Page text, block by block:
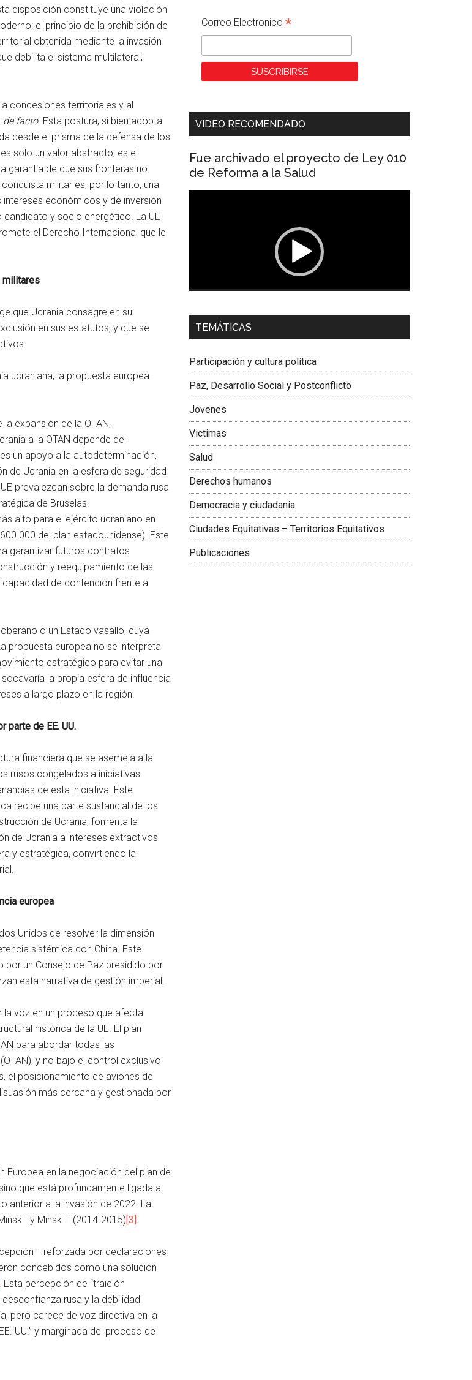
disposición constituye una violación
el principio de la prohibición de
obtenida mediante la invasión
debilita el sistema multilateral,
concesiones territoriales y al
de facto. Esta postura, si bien adopta
desde el prisma de la defensa de los
solo un valor abstracto; es el
garantía de que sus fronteras no
militar es, por lo tanto, una
económicos y de inversión
y socio energético. La UE
el Derecho Internacional que le
militares
que Ucrania consagre en su
en sus estatutos, y que se
ucraniana, la propuesta europea
expansión de la OTAN,
a la OTAN depende del
un apoyo a la autodeterminación,
de Ucrania en la esfera de seguridad
prevalezcan sobre la demanda rusa
de Bruselas.
alto para el ejército ucraniano en
del plan estadounidense). Este
garantizar futuros contratos
y reequipamiento de las
de contención frente a
o un Estado vasallo, cuya
propuesta europea no se interpreta
estratégico para evitar una
la propia esfera de influencia
a largo plazo en la región.
parte de EE. UU.
financiera que se asemeja a la
rusos congelados a iniciativas
de esta iniciativa. Este
recibe una parte sustancial de los
de Ucrania, fomenta la
de Ucrania a intereses extractivos
y estratégica, convirtiendo la
europea
Unidos de resolver la dimensión
sistémica con China. Este
un Consejo de Paz presidido por
esta narrativa de gestión imperial.
voz en un proceso que afecta
histórica de la UE. El plan
para abordar todas las
y no bajo el control exclusivo
el posicionamiento de aviones de
más cercana y gestionada por
Europea en la negociación del plan de
que está profundamente ligada a
anterior a la invasión de 2022. La
I y Minsk II (2014-2015)[3].
—reforzada por declaraciones
concebidos como una solución
. Esta percepción de “traición
rusa y la debilidad
pero carece de voz directiva en la
UU.” y marginada del proceso de
Correo Electronico *
VIDEO RECOMENDADO
Fue archivado el proyecto de Ley 010
de Reforma a la Salud
Dra. Carolina Corcho Mejía,
Latinoamericana Sur, Vicepresidenta Federación
TEMÁTICAS
Participación y cultura política
Paz, Desarrollo Social y Postconflicto
Jovenes
Victimas
Salud
Derechos humanos
Democracia y ciudadania
Ciudades Equitativas – Territorios Equitativos
Publicaciones